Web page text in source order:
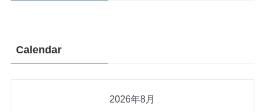
Calendar
2026年8月